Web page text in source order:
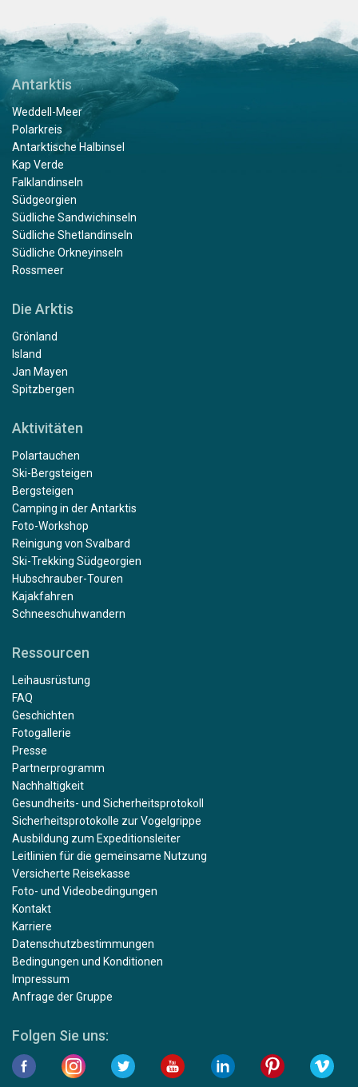
Antarktis
Weddell-Meer
Polarkreis
Antarktische Halbinsel
Kap Verde
Falklandinseln
Südgeorgien
Südliche Sandwichinseln
Südliche Shetlandinseln
Südliche Orkneyinseln
Rossmeer
Die Arktis
Grönland
Island
Jan Mayen
Spitzbergen
Aktivitäten
Polartauchen
Ski-Bergsteigen
Bergsteigen
Camping in der Antarktis
Foto-Workshop
Reinigung von Svalbard
Ski-Trekking Südgeorgien
Hubschrauber-Touren
Kajakfahren
Schneeschuhwandern
Ressourcen
Leihausrüstung
FAQ
Geschichten
Fotogallerie
Presse
Partnerprogramm
Nachhaltigkeit
Gesundheits- und Sicherheitsprotokoll
Sicherheitsprotokolle zur Vogelgrippe
Ausbildung zum Expeditionsleiter
Leitlinien für die gemeinsame Nutzung
Versicherte Reisekasse
Foto- und Videobedingungen
Kontakt
Karriere
Datenschutzbestimmungen
Bedingungen und Konditionen
Impressum
Anfrage der Gruppe
Folgen Sie uns: